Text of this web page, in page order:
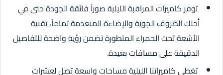
توفر كاميرات المراقبة الليلية صوراً فائقة الجودة حتى في
أحلك الظروف الجوية والإضاءة المنعدمة تماماً، تقنية
الأشعة تحت الحمراء المتطورة تضمن رؤية واضحة للتفاصيل
الدقيقة على مسافات بعيدة.
تغطي كاميراتنا الليلية مساحات واسعة تصل لعشرات